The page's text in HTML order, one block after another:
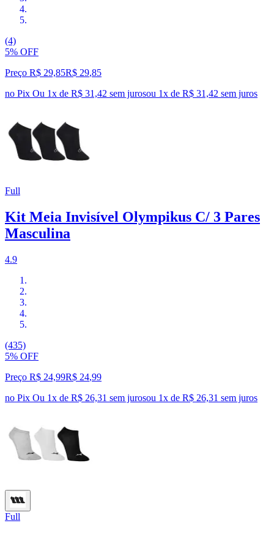
(4)
5% OFF
Preço R$ 29,85R$ 29,85
no Pix Ou 1x de R$ 31,42 sem jurosou 1x de R$ 31,42 sem juros
Full
Kit Meia Invisível Olympikus C/ 3 Pares
Masculina
4.9
(435)
5% OFF
Preço R$ 24,99R$ 24,99
no Pix Ou 1x de R$ 26,31 sem jurosou 1x de R$ 26,31 sem juros
Full